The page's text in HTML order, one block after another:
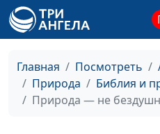
Главная Посмотреть
Природа
Библия и
Природа — не
Зеркало (лето)
Духмяная пора (лето)
Первый утренник (осень)